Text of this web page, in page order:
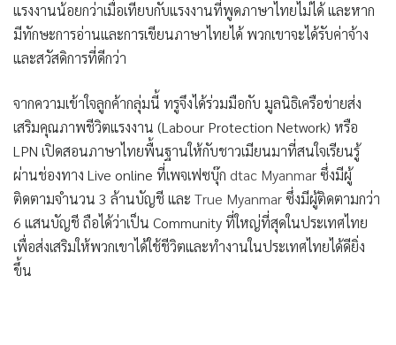
แรงงานน้อยกว่าเมื่อเทียบกับแรงงานที่พูดภาษาไทยไม่ได้ และหาก
มีทักษะการอ่านและการเขียนภาษาไทยได้ พวกเขาจะได้รับค่าจ้าง
และสวัสดิการที่ดีกว่า
จากความเข้าใจลูกค้ากลุ่มนี้ ทรูจึงได้ร่วมมือกับ มูลนิธิเครือข่ายส่ง
เสริมคุณภาพชีวิตแรงงาน (Labour Protection Network) หรือ
LPN เปิดสอนภาษาไทยพื้นฐานให้กับชาวเมียนมาที่สนใจเรียนรู้
ผ่านช่องทาง Live online ที่เพจเฟซบุ๊ก dtac Myanmar ซึ่งมีผู้
ติดตามจำนวน 3 ล้านบัญชี และ True Myanmar ซึ่งมีผู้ติดตามกว่า
6 แสนบัญชี ถือได้ว่าเป็น Community ที่ใหญ่ที่สุดในประเทศไทย
เพื่อส่งเสริมให้พวกเขาได้ใช้ชีวิตและทำงานในประเทศไทยได้ดียิ่ง
ขึ้น